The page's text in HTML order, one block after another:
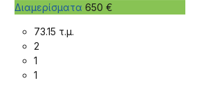
Διαμερίσματα 650 €
73.15 τ.μ.
2
1
1